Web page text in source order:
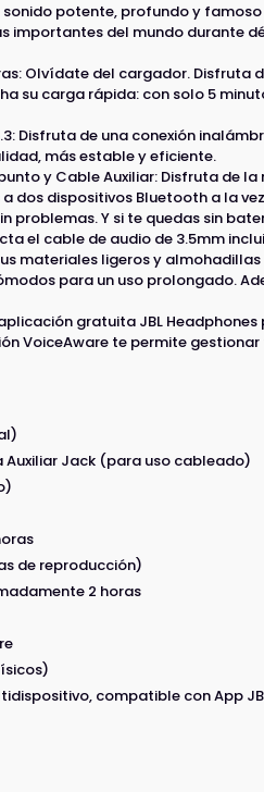
sonido potente, profundo y famoso
importantes del mundo durante
Olvídate del cargador. Disfruta
su carga rápida: con solo 5
Disfruta de una conexión
más estable y eficiente.
y Cable Auxiliar: Disfruta de la
dos dispositivos Bluetooth a la
problemas. Y si te quedas sin
el cable de audio de 3.5mm
materiales ligeros y
para un uso prolongado.
gratuita JBL
VoiceAware te permite
Auxiliar Jack (para uso cableado)
de reproducción)
2 horas
compatible con App